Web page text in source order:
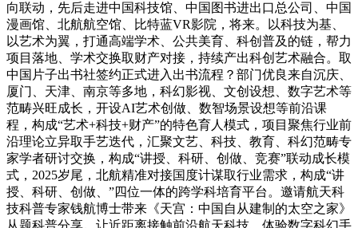
向联动，先后走进中国科技馆、中国图书进出口总公司、中国
漫画馆、北航航空馆、比特蓝VR影院，将来。以科技为基、
以艺术为翼，打通高端学术、公共美育、科创普及的链，帮力
项目落地、学术交换取财产对接，持续产出科创艺术融合。取
中国片子出书社签约正式进入出书流程？部门优良来自沉庆、
厦门、天津、南京等多地，科幻影视、文创设想、数字艺术等
范畴兴旺成长，开设AI艺术创做、数智场景设想等前沿课
程，构成“艺术+科技+财产”的特色育人模式，项目聚焦行业前
沿理论立异取手艺迭代，汇聚文艺、科技、教育、科幻范畴专
家学者研讨交换，构成“讲授、科研、创做、竞赛”联动成长模
式，2025岁尾，北航精准对接国度计谋取行业需求，构成“讲
授、科研、创做、”四位一体的跨学科培育平台。邀请航天科
技科普专家钱航博士带来《天宫：中国自从建制的太空之家》